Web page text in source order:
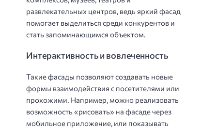
развлекательных центров, ведь яркий фасад
помогает выделиться среди конкурентов и
стать запоминающимся объектом.
Интерактивность и вовлеченность
Такие фасады позволяют создавать новые
формы взаимодействия с посетителями или
прохожими. Например, можно реализовать
возможность «рисовать» на фасаде через
мобильное приложение, или показывать